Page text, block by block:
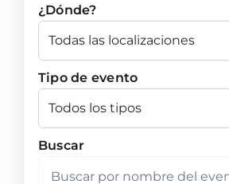
¿Dónde?
Tipo de evento
Buscar